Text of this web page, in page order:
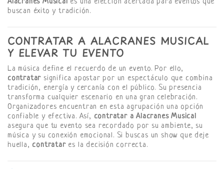
Alacranes Musical es una elección acertada para eventos que
buscan éxito y tradición.
CONTRATAR A ALACRANES MUSICAL
Y ELEVAR TU EVENTO
La música define el recuerdo de un evento. Por ello,
contratar significa apostar por un espectáculo que combina
tradición, energía y cercanía con el público. Su presencia
transforma cualquier escenario en una gran celebración.
Organizadores encuentran en esta agrupación una opción
confiable y efectiva. Así, contratar a Alacranes Musical
asegura que tu evento sea recordado por su ambiente, su
música y su conexión emocional. Si buscas un show que deje
huella, contratares la decisión correcta.